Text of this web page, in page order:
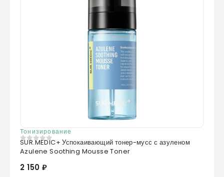
Тонизирование
0из 5
SUR.MEDIC+ Успокаивающий тонер-мусс с азуленом
Azulene Soothing Mousse Toner
2 150 ₽